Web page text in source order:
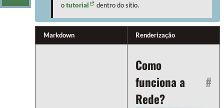
otutorial dentro do sitio.
Markdown Renderização
Como
funciona a
Rede?
#